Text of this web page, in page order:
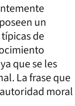
un
de
que se les
La frase que
moral